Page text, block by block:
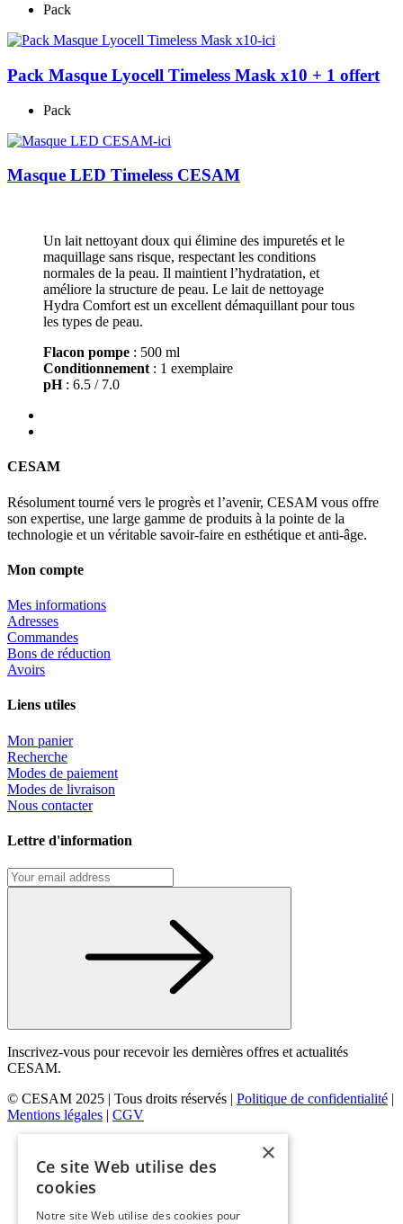
Pack
Pack Masque Lyocell Timeless Mask x10 + 1 offert
Pack
Masque LED Timeless CESAM
Un lait nettoyant doux qui élimine des impuretés et le
maquillage sans risque, respectant les conditions
normales de la peau. Il maintient l’hydratation, et
améliore la structure de peau. Le lait de nettoyage
Hydra Comfort est un excellent démaquillant pour tous
les types de peau.
Flacon pompe : 500 ml
Conditionnement : 1 exemplaire
pH : 6.5 / 7.0
CESAM
Résolument tourné vers le progrès et l’avenir, CESAM vous offre
son expertise, une large gamme de produits à la pointe de la
technologie et un véritable savoir-faire en esthétique et anti-âge.
Mon compte
Mes informations
Adresses
Commandes
Bons de réduction
Avoirs
Liens utiles
Mon panier
Recherche
Modes de paiement
Modes de livraison
Nous contacter
Lettre d'information
Inscrivez-vous pour recevoir les dernières offres et actualités
CESAM.
© CESAM 2025 | Tous droits réservés | Politique de confidentialité |
Mentions légales | CGV
×
Ce site Web utilise des
cookies
Notre site Web utilise des cookies pour